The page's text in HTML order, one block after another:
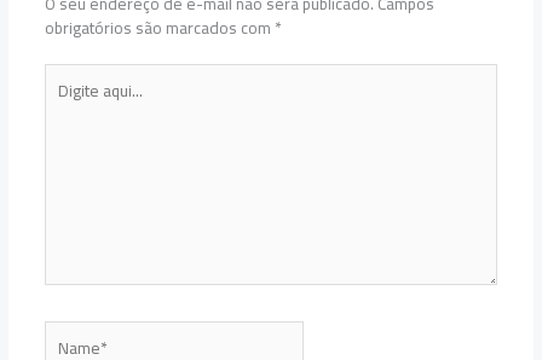
obrigatórios são marcados com*
Digite
aqui...
Name*